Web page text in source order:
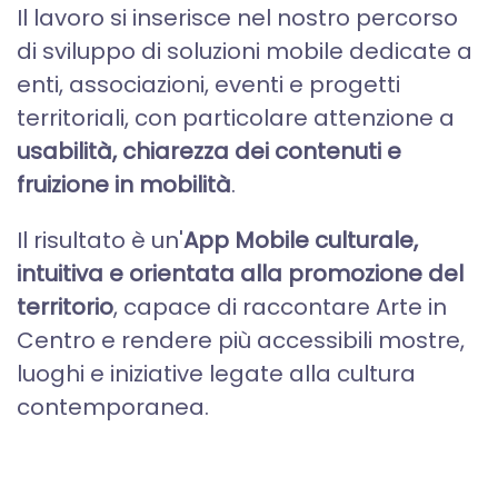
Il lavoro si inserisce nel nostro percorso
di sviluppo di soluzioni mobile dedicate a
enti, associazioni, eventi e progetti
territoriali, con particolare attenzione a
usabilità, chiarezza dei contenuti e
fruizione in mobilità.
Il risultato è un'App Mobile culturale,
intuitiva e orientata alla promozione del
territorio, capace di raccontare Arte in
Centro e rendere più accessibili mostre,
luoghi e iniziative legate alla cultura
contemporanea.